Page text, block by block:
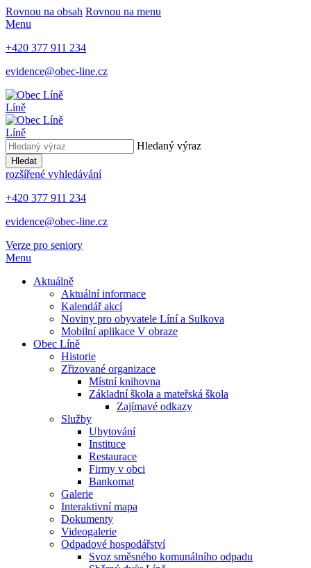
Rovnou na obsah Rovnou na menu
Menu
+420 377 911 234
evidence@obec-line.cz
Líně
Líně
Hledaný výraz
Hledat
rozšířené vyhledávání
+420 377 911 234
evidence@obec-line.cz
Verze pro seniory
Menu
Aktuálně
Aktuální informace
Kalendář akcí
Noviny pro obyvatele Líní a Sulkova
Mobilní aplikace V obraze
Obec Líně
Historie
Zřizované organizace
Místní knihovna
Základní škola a mateřská škola
Zajímavé odkazy
Služby
Ubytování
Instituce
Restaurace
Firmy v obci
Bankomat
Galerie
Interaktivní mapa
Dokumenty
Videogalerie
Odpadové hospodářství
Svoz směsného komunálního odpadu